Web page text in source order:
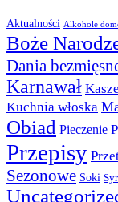
Aktualności Alkohole
Boże
Dania
Karnawał Kasze
Kuchnia włoska
Obiad Pieczenie
Przepisy
Sezonowe Soki